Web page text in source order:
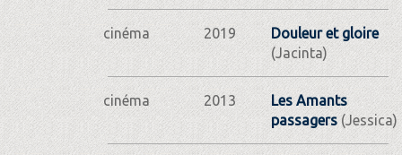
cinéma 2019
Douleur et gloire
(Jacinta)
cinéma 2013
Les Amants
passagers(Jessica)